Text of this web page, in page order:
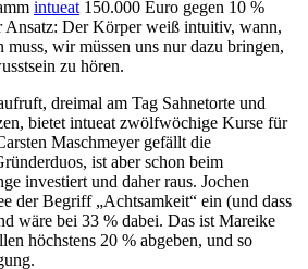
intueat150.000 Euro gegen 10 %
Ansatz: Der Körper weiß intuitiv, wann,
muss, wir müssen uns nur dazu bringen,
zu hören.
dreimal am Tag Sahnetorte und
bietet intueat zwölfwöchige Kurse für
Maschmeyer gefällt die
ist aber schon beim
investiert und daher raus. Jochen
der Begriff „Achtsamkeit“ ein (und dass
wäre bei 33 % dabei. Das ist Mareike
höchstens 20 % abgeben, und so